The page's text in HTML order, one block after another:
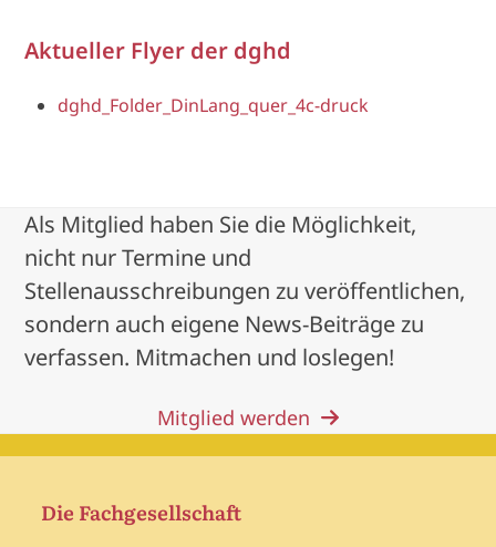
Aktueller Flyer der dghd
dghd_Folder_DinLang_quer_4c-druck
Als Mitglied haben Sie die Möglichkeit,
nicht nur Termine und
Stellenausschreibungen zu veröffentlichen,
sondern auch eigene News-Beiträge zu
verfassen. Mitmachen und loslegen!
Mitglied werden
Die Fachgesellschaft